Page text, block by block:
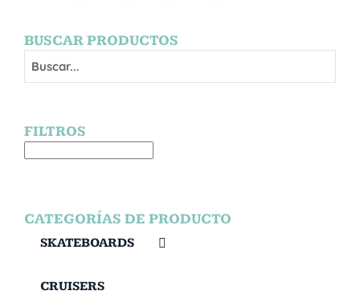
BUSCAR PRODUCTOS
FILTROS
CATEGORÍAS DE PRODUCTO
SKATEBOARDS
CRUISERS